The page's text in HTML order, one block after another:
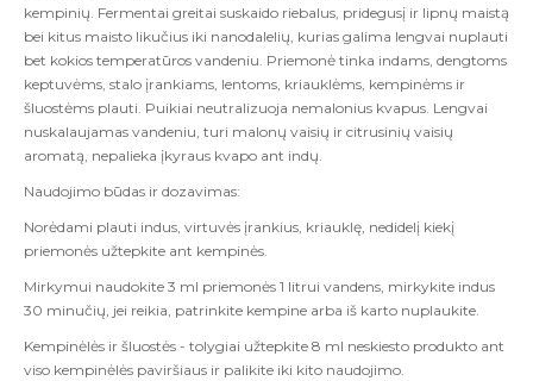
kempinių. Fermentai greitai suskaido riebalus, pridegusį ir lipnų maistą
bei kitus maisto likučius iki nanodalelių, kurias galima lengvai nuplauti
bet kokios temperatūros vandeniu. Priemonė tinka indams, dengtoms
keptuvėms, stalo įrankiams, lentoms, kriauklėms, kempinėms ir
šluostėms plauti. Puikiai neutralizuoja nemalonius kvapus. Lengvai
nuskalaujamas vandeniu, turi malonų vaisių ir citrusinių vaisių
aromatą, nepalieka įkyraus kvapo ant indų.
Naudojimo būdas ir dozavimas:
Norėdami plauti indus, virtuvės įrankius, kriauklę, nedidelį kiekį
priemonės užtepkite ant kempinės.
Mirkymui naudokite 3 ml priemonės 1 litrui vandens, mirkykite indus
30 minučių, jei reikia, patrinkite kempine arba iš karto nuplaukite.
Kempinėlės ir šluostės - tolygiai užtepkite 8 ml neskiesto produkto ant
viso kempinėlės paviršiaus ir palikite iki kito naudojimo.